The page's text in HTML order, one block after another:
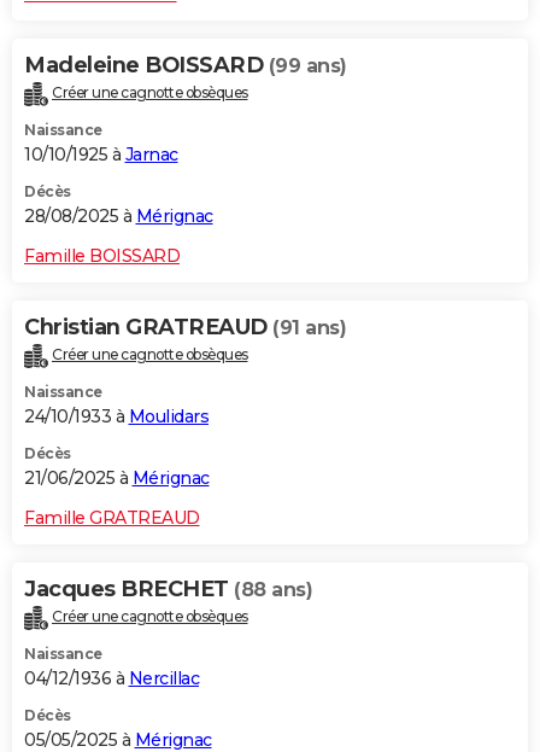
Madeleine BOISSARD (99 ans)
Créer une cagnotte obsèques
Naissance
10/10/1925 à Jarnac
Décès
28/08/2025 à Mérignac
Famille BOISSARD
Christian GRATREAUD (91 ans)
Créer une cagnotte obsèques
Naissance
24/10/1933 à Moulidars
Décès
21/06/2025 à Mérignac
Famille GRATREAUD
Jacques BRECHET (88 ans)
Créer une cagnotte obsèques
Naissance
04/12/1936 à Nercillac
Décès
05/05/2025 à Mérignac